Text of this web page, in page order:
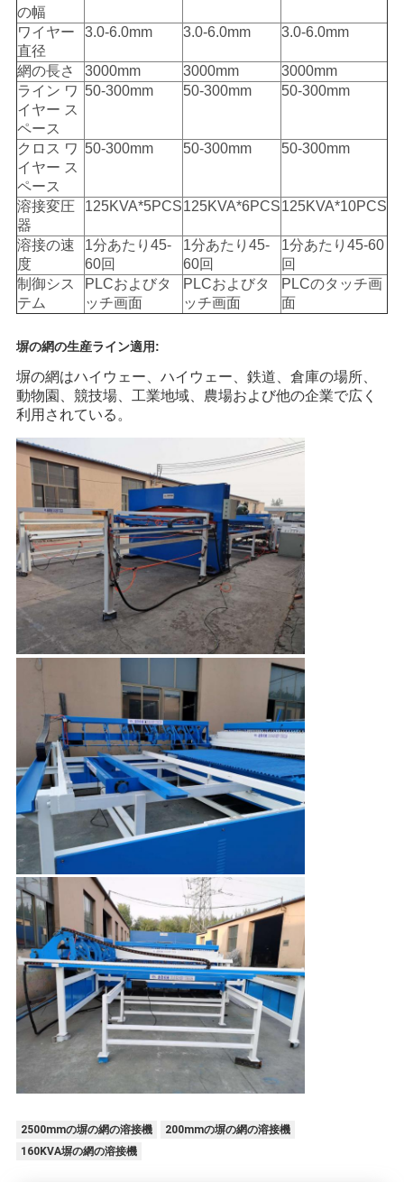
の幅
ワイヤー
直径
3.0-6.0mm 3.0-6.0mm 3.0-6.0mm
網の長さ 3000mm 3000mm
3000mm
ライン ワ
イヤー ス
ペース
50-300mm 50-300mm 50-300mm
クロス ワ
イヤー ス
ペース
50-300mm 50-300mm 50-300mm
溶接変圧
器
125KVA*5PCS125KVA*6PCS125KVA*10PCS
溶接の速
度
1分あたり45-
60回
1分あたり45-
60回
1分あたり45-60
回
制御シス
テム
PLCおよびタ
ッチ画面
PLCおよびタ
ッチ画面
PLCのタッチ画
面
塀の網の生産ライン適用:
塀の網はハイウェー、ハイウェー、鉄道、倉庫の場所、
動物園、競技場、工業地域、農場および他の企業で広く
利用されている。
2500mmの塀の網の溶接機
200mmの塀の網の溶接機
160KVA塀の網の溶接機